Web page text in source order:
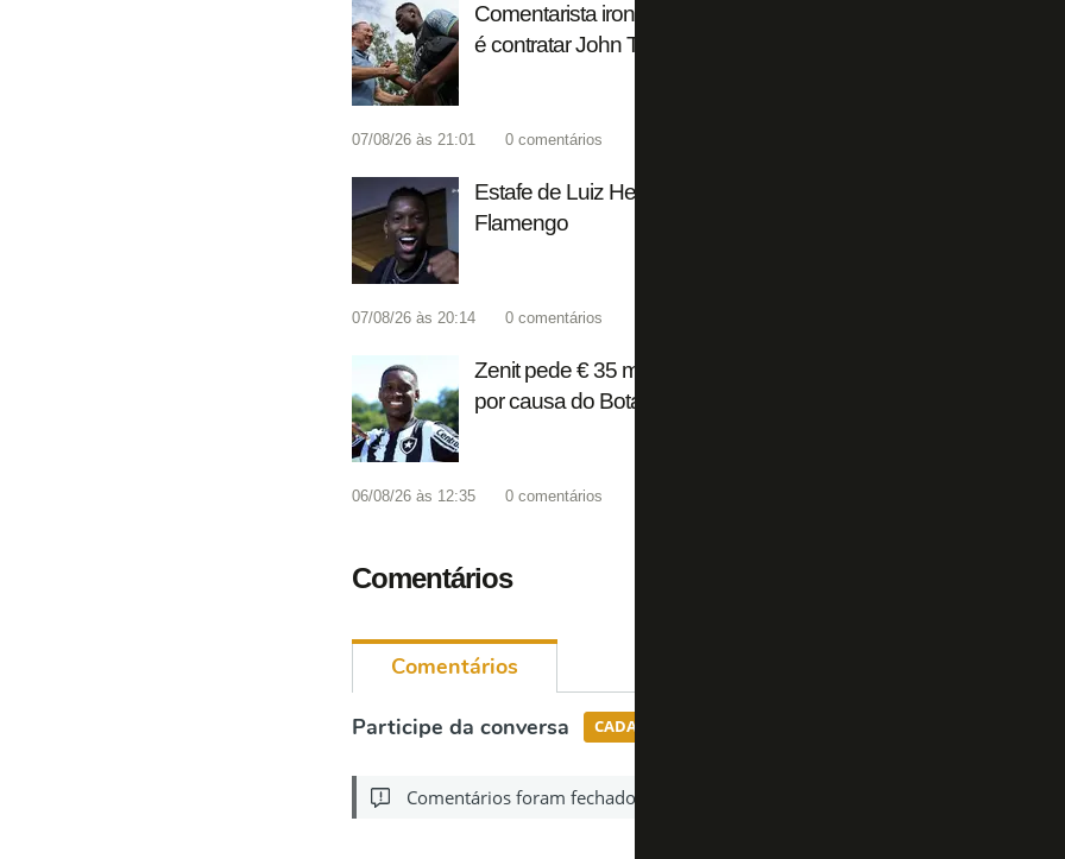
Comentarista ironiza Flamengo: 'Plano A era Almada, plano B
é contratar John Textor. Que vontade de ser Botafogo'
07/08/26 às 21:01 0 comentários
Estafe de Luiz Henrique, ex-Botafogo, comunica fim das
Flamengo
07/08/26 às 20:14 0 comentários
Zenit pede € 35 milhões fixos ao Flamengo por Luiz Henrique e
por causa do Botafogo
06/08/26 às 12:35 0 comentários
Comentários